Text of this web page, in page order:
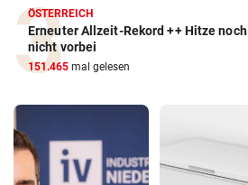
ÖSTERREICH
Erneuter Allzeit-Rekord ++ Hitze noch
nicht vorbei
151.465 mal gelesen